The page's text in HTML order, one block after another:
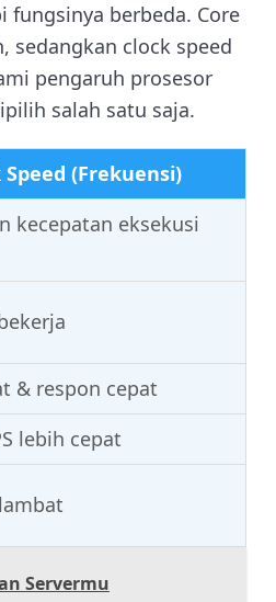
fungsinya berbeda. Core
sedangkan clock speed
pengaruh prosesor
salah satu saja.
Speed (Frekuensi)
kecepatan eksekusi
& respon cepat
lebih cepat
Servermu